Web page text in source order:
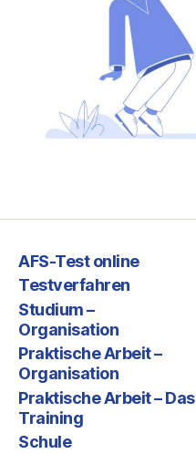
AFS-Test online
Testverfahren
Studium –
Organisation
Praktische Arbeit –
Organisation
Praktische Arbeit – Das
Training
Schule